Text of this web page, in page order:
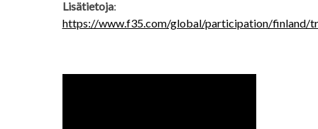
Lisätietoja:
https://www.f35.com/global/participation/finland/